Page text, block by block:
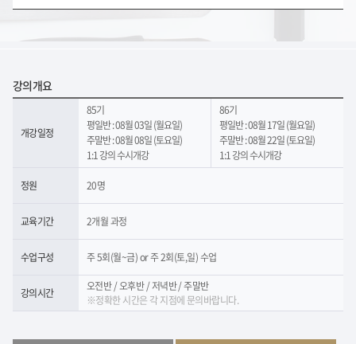
강의개요
개강일정
85기
평일반 : 08월 03일 (월요일)
주말반 : 08월 08일 (토요일)
1:1 강의 수시개강
86기
평일반 : 08월 17일 (월요일)
주말반 : 08월 22일 (토요일)
1:1 강의 수시개강
정원 20명
교육기간 2개월 과정
수업구성 주 5회(월~금) or 주 2회(토,일) 수업
강의시간
오전반 / 오후반 / 저녁반 / 주말반
※정확한 시간은 각 지점에 문의바랍니다.